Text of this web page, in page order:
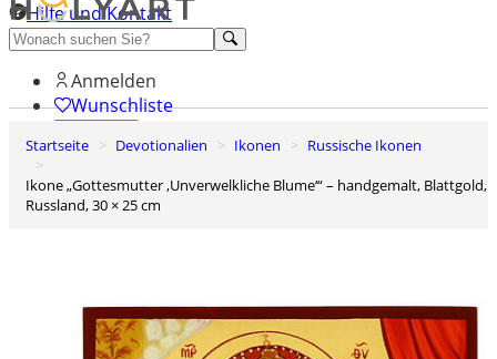
Hilfe und Kontakt
Entdecken Sie Premium
Anmelden
Wunschliste
0
Startseite Devotionalien Ikonen
Russische Ikonen
Ikone „Gottesmutter ‚Unverwelkliche Blume‘“ – handgemalt, Blattgold,
Russland, 30 × 25 cm